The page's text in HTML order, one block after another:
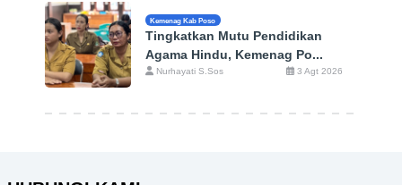
Kemenag Kab Poso
Tingkatkan Mutu Pendidikan
Agama Hindu, Kemenag Po...
Nurhayati S.Sos 3 Agt 2026